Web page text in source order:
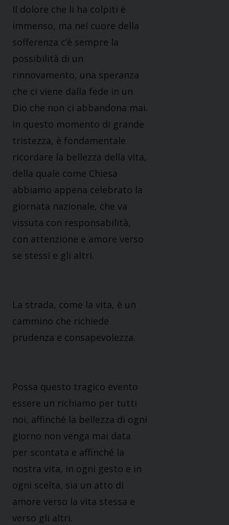
Il dolore che li ha colpiti è
immenso, ma nel cuore della
sofferenza c’è sempre la
possibilità di un
rinnovamento, una speranza
che ci viene dalla fede in un
Dio che non ci abbandona mai.
In questo momento di grande
tristezza, è fondamentale
ricordare la bellezza della vita,
della quale come Chiesa
abbiamo appena celebrato la
giornata nazionale, che va
vissuta con responsabilità,
con attenzione e amore verso
se stessi e gli altri.
La strada, come la vita, è un
cammino che richiede
prudenza e consapevolezza.
Possa questo tragico evento
essere un richiamo per tutti
noi, affinché la bellezza di ogni
giorno non venga mai data
per scontata e affinché la
nostra vita, in ogni gesto e in
ogni scelta, sia un atto di
amore verso la vita stessa e
verso gli altri.